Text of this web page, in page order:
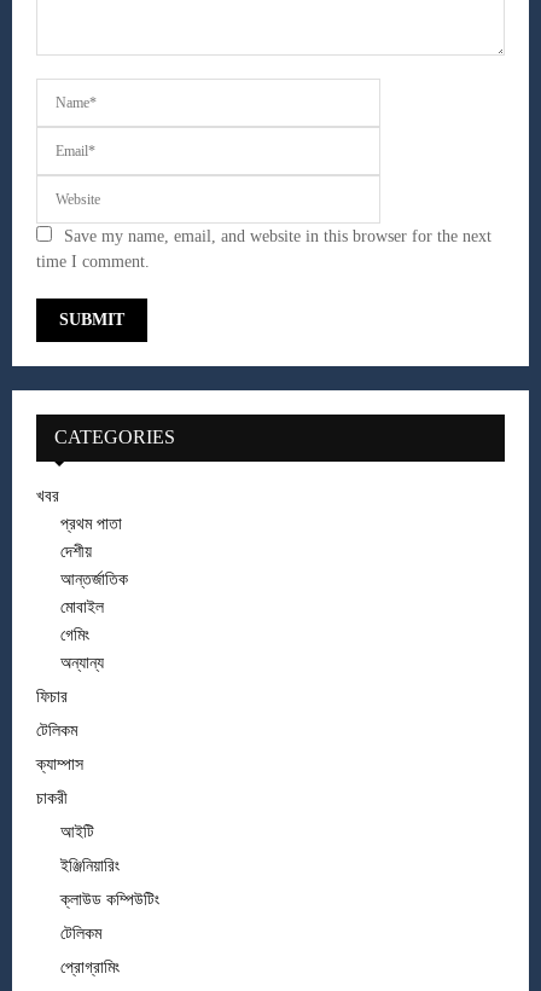
Save my name, email, and website in this browser for the next
time I comment.
CATEGORIES
খবর
প্রথম পাতা
দেশীয়
আন্তর্জাতিক
মোবাইল
গেমিং
অন্যান্য
ফিচার
টেলিকম
ক্যাম্পাস
চাকরী
আইটি
ইঞ্জিনিয়ারিং
ক্লাউড কম্পিউটিং
টেলিকম
প্রোগ্রামিং